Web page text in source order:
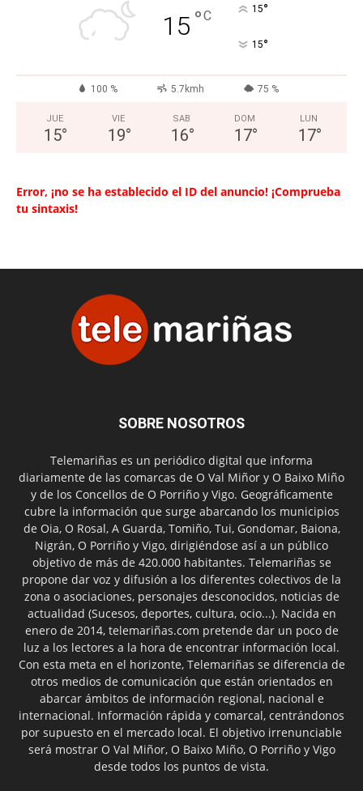
15 °C 15°
15°
100 % 5.7kmh 75 %
JUE
15°
VIE
19°
SAB
16°
DOM
17°
LUN
17°
Error, ¡no se ha establecido el ID del anuncio! ¡Comprueba
tu sintaxis!
SOBRE NOSOTROS
Telemariñas es un periódico digital que informa
diariamente de las comarcas de O Val Miñor y O Baixo Miño
y de los Concellos de O Porriño y Vigo. Geográficamente
cubre la información que surge abarcando los municipios
de Oia, O Rosal, A Guarda, Tomiño, Tui, Gondomar, Baiona,
Nigrán, O Porriño y Vigo, dirigiéndose así a un público
objetivo de más de 420.000 habitantes. Telemariñas se
propone dar voz y difusión a los diferentes colectivos de la
zona o asociaciones, personajes desconocidos, noticias de
actualidad (Sucesos, deportes, cultura, ocio...). Nacida en
enero de 2014, telemariñas.com pretende dar un poco de
luz a los lectores a la hora de encontrar información local.
Con esta meta en el horizonte, Telemariñas se diferencia de
otros medios de comunicación que están orientados en
abarcar ámbitos de información regional, nacional e
internacional. Información rápida y comarcal, centrándonos
por supuesto en el mercado local. El objetivo irrenunciable
será mostrar O Val Miñor, O Baixo Miño, O Porriño y Vigo
desde todos los puntos de vista.